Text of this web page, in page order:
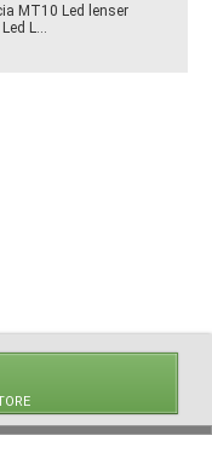
MT10 Led lenser
L...